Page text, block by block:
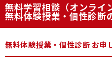
無料学習相談（オンライ
無料体験授業・個性診断
無料体験授業・個性診断 お申